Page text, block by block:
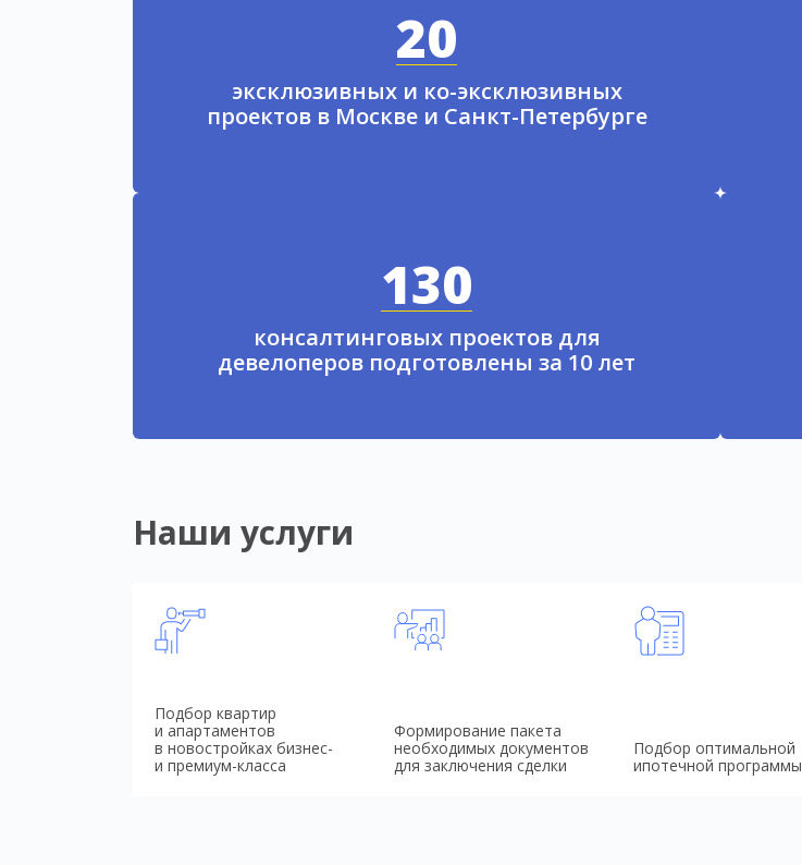
20
эксклюзивных и ко-эксклюзивных
проектов в Москве и Санкт-Петербурге
130
консалтинговых проектов для
девелоперов подготовлены за 10 лет
Наши услуги
Подбор квартир
и апартаментов
в новостройках бизнес-
и премиум-класса
Формирование пакета
необходимых документов
для заключения сделки
Подбор оптимальной
ипотечной программы